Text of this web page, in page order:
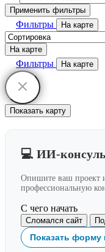
Применить фильтры
Фильтры На карте
На карте
Фильтры На карте
Показать карту
💻 ИИ-
Опишите ваш проект
профессиональную
С чего начать
Сломался сайт
Показать форму